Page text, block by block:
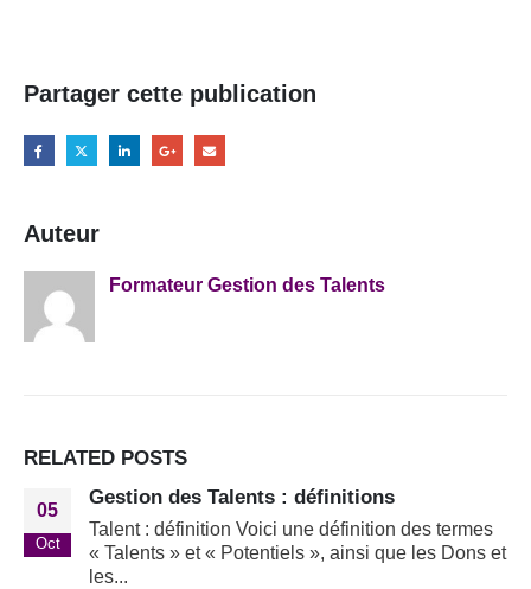
Partager cette publication
Auteur
Formateur Gestion des Talents
RELATED POSTS
05
Oct
Gestion des Talents : définitions
Talent : définition Voici une définition des termes
« Talents » et « Potentiels », ainsi que les Dons et
les...